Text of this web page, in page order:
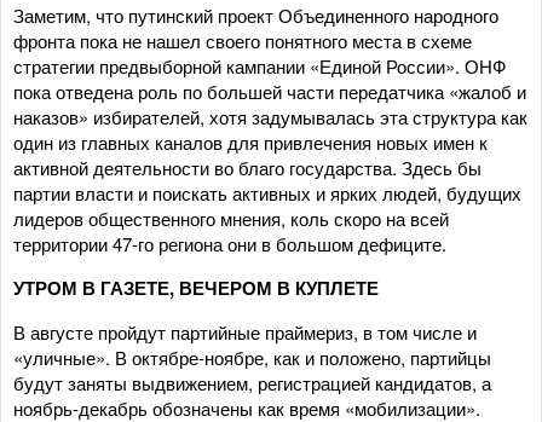
Заметим, что путинский проект Объединенного народного
фронта пока не нашел своего понятного места в схеме
стратегии предвыборной кампании «Единой России». ОНФ
пока отведена роль по большей части передатчика «жалоб и
наказов» избирателей, хотя задумывалась эта структура как
один из главных каналов для привлечения новых имен к
активной деятельности во благо государства. Здесь бы
партии власти и поискать активных и ярких людей, будущих
лидеров общественного мнения, коль скоро на всей
территории 47-го региона они в большом дефиците.
УТРОМ В ГАЗЕТЕ, ВЕЧЕРОМ В КУПЛЕТЕ
В августе пройдут партийные праймериз, в том числе и
«уличные». В октябре-ноябре, как и положено, партийцы
будут заняты выдвижением, регистрацией кандидатов, а
ноябрь-декабрь обозначены как время «мобилизации».